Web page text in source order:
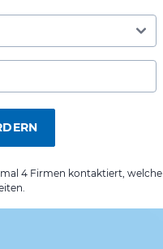
4 Firmen kontaktiert, welche